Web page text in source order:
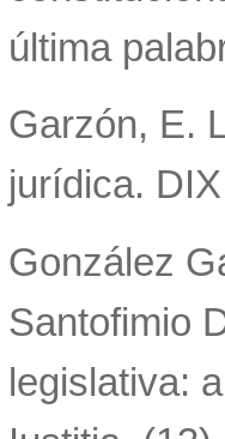
última
Garzón, E.
jurídica.
González
Santofimio
legislativa: